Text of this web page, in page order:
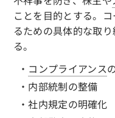
ことを目的とする。
るための具体的な取
る。
・ コンプライアンス
・内部統制の整備
・社内規定の明確化